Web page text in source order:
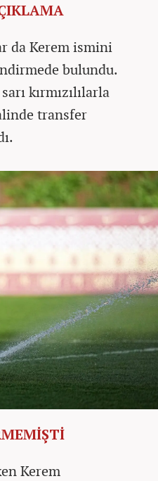
da Kerem ismini
bulundu.
kırmızılılarla
transfer
Kerem